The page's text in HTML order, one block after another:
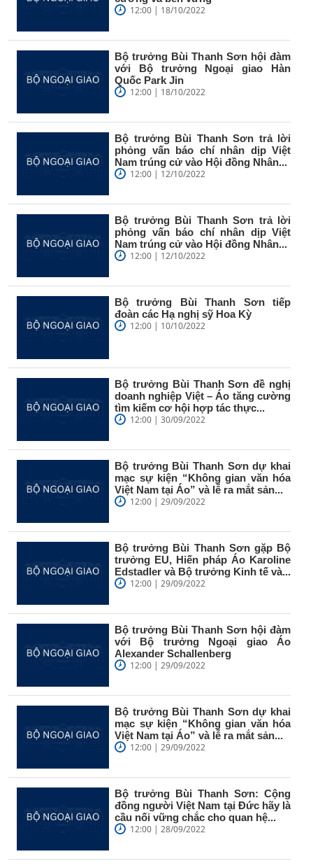
12:00 | 18/10/2022
Bộ trưởng Bùi Thanh Sơn hội đàm
với Bộ trưởng Ngoại giao Hàn
Quốc Park Jin
12:00 | 18/10/2022
Bộ trưởng Bùi Thanh Sơn trả lời
phỏng vấn báo chí nhân dịp Việt
Nam trúng cử vào Hội đồng Nhân...
12:00 | 12/10/2022
Bộ trưởng Bùi Thanh Sơn trả lời
phỏng vấn báo chí nhân dịp Việt
Nam trúng cử vào Hội đồng Nhân...
12:00 | 12/10/2022
Bộ trưởng Bùi Thanh Sơn tiếp
đoàn các Hạ nghị sỹ Hoa Kỳ
12:00 | 10/10/2022
Bộ trưởng Bùi Thanh Sơn đề nghị
doanh nghiệp Việt – Áo tăng cường
tìm kiếm cơ hội hợp tác thực...
12:00 | 30/09/2022
Bộ trưởng Bùi Thanh Sơn dự khai
mạc sự kiện “Không gian văn hóa
Việt Nam tại Áo” và lễ ra mắt sản...
12:00 | 29/09/2022
Bộ trưởng Bùi Thanh Sơn gặp Bộ
trưởng EU, Hiến pháp Áo Karoline
Edstadler và Bộ trưởng Kinh tế và...
12:00 | 29/09/2022
Bộ trưởng Bùi Thanh Sơn hội đàm
với Bộ trưởng Ngoại giao Áo
Alexander Schallenberg
12:00 | 29/09/2022
Bộ trưởng Bùi Thanh Sơn dự khai
mạc sự kiện “Không gian văn hóa
Việt Nam tại Áo” và lễ ra mắt sản...
12:00 | 29/09/2022
Bộ trưởng Bùi Thanh Sơn: Cộng
đồng người Việt Nam tại Đức hãy là
cầu nối vững chắc cho quan hệ...
12:00 | 28/09/2022